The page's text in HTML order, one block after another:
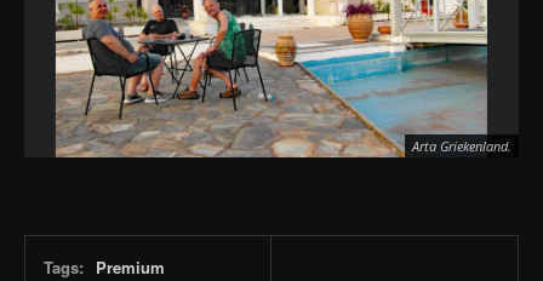
Arta Griekenland.
Tags: Premium